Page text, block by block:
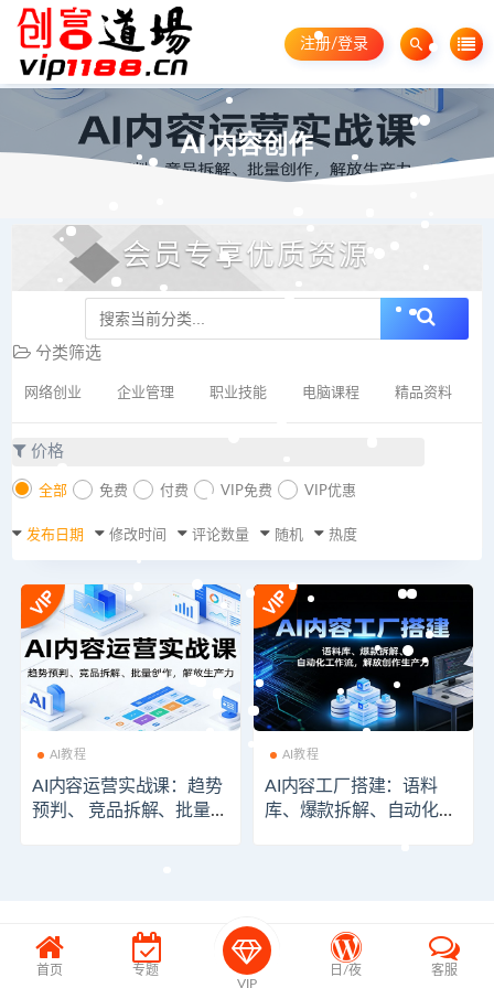
注册/登录
AI 内容创作
会员专享优质资源
分类筛选
网络创业 企业管理 职业技能 电脑课程 精品资料
价格
全部 免费 付费 VIP免费 VIP优惠
发布日期 修改时间 评论数量 随机 热度
AI教程
AI内容运营实战课：趋势
预判、 竞品拆解、批量创
AI教程
AI内容工厂搭建：语料
库、爆款拆解、自动化工
首页
专题
VIP
日/夜 客服